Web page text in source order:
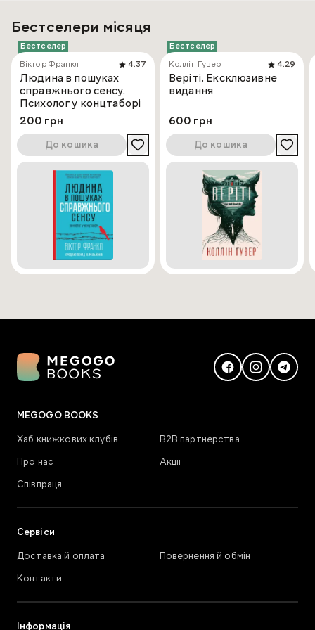
Бестселери місяця
Бестселер
Віктор Франкл
4.37
Людина в пошуках
справжнього сенсу.
Психолог у концтаборі
200 грн
До кошика
Бестселер
Коллін Гувер
4.29
Веріті. Ексклюзивне
видання
600 грн
До кошика
MEGOGO BOOKS
Хаб книжкових клубів
В2В партнерства
Про нас
Акції
Співпраця
Сервіси
Доставка й оплата
Повернення й обмін
Контакти
Інформація